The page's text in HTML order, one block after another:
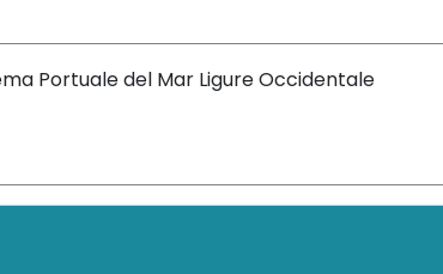
Portuale del Mar Ligure Occidentale